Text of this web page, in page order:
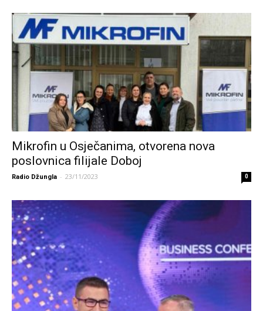
Mikrofin u Osječanima, otvorena nova
poslovnica filijale Doboj
Radio Džungla - 23/11/2023 0